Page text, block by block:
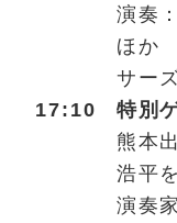
演奏
ほか
サー
17:10
特別
熊本
浩平
演奏